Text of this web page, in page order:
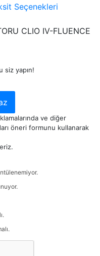
Seçenekleri
CLIO IV-FLUENCE
siz yapın!
ve diğer
öneri formunu kullanarak